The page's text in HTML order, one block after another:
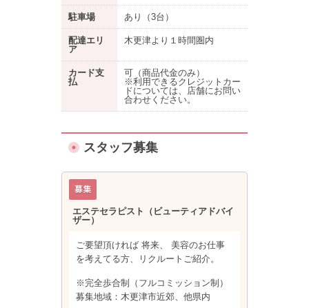
駐車場 あり （3台）
配達エリ
ア
木更津より１時間圏内
カード支
払
可（商品代金のみ）
※利用できるクレジットカー
ドについては、店舗にお問い
合わせください。
スタッフ募集
エステセラピスト（ビューティアドバイ
ザー）
ご要望頂ければ 将来、 美容のお仕事
を考えてる方、リクルートご紹介。
※完全歩合制（フルコミッション制）
募集地域：木更津市近郊、他県内